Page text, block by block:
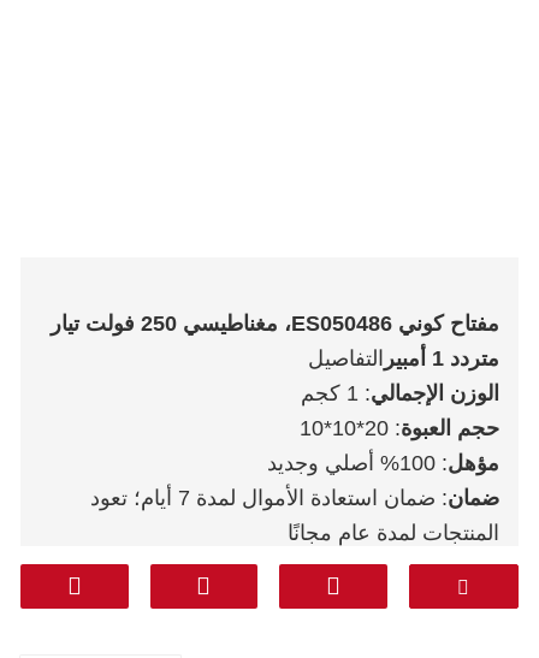
مفتاح كوني ES050486، مغناطيسي 250 فولت تيار
متردد 1 أمبير
التفاصيل
الوزن الإجمالي: 1 كجم
حجم العبوة: 20*10*10
مؤهل: 100% أصلي وجديد
ضمان
: ضمان استعادة الأموال لمدة 7 أيام؛ تعود
المنتجات لمدة عام مجانًا
خدمة ما بعد البيع: دعم فني، قطع غيار مجانية،
مرتجعات، أخرى